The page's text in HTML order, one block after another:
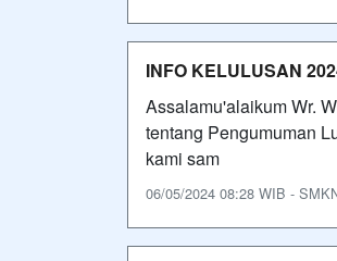
INFO KELULUSAN
Assalamu'alaikum Wr.
tentang Pengumuman
kami sam
06/05/2024 08:28 WIB -